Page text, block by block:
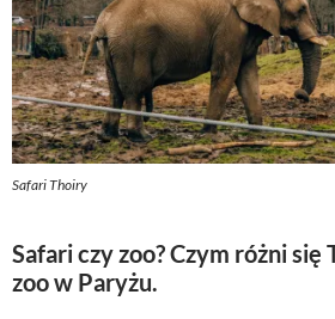
Safari Thoiry
Safari czy zoo? Czym różni
zoo w Paryżu.